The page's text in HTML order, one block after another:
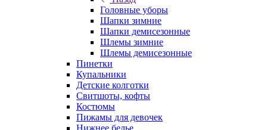
Головные уборы
Шапки зимние
Шапки демисезонные
Шлемы зимние
Шлемы демисезонные
Пинетки
Купальники
Детские колготки
Свитшоты, кофты
Костюмы
Пижамы для девочек
Нижнее белье